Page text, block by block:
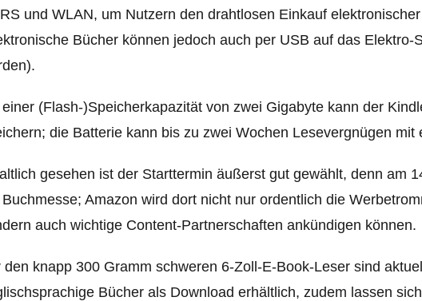
und WLAN, um Nutzern den drahtlosen Einkauf
Bücher können jedoch auch per USB auf das Elektro-
einer (Flash-)Speicherkapazität von zwei Gigabyte kann der
die Batterie kann bis zu zwei Wochen Lesevergnügen mit
gesehen ist der Starttermin äußerst gut gewählt, denn am
Amazon wird dort nicht nur ordentlich die
auch wichtige Content-Partnerschaften ankündigen können.
den knapp 300 Gramm schweren 6-Zoll-E-Book-Leser sind
Bücher als Download erhältlich, zudem lassen